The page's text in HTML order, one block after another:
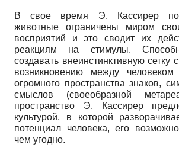
В свое время Э. Кассирер
животные ограничены миром
восприятий и это сводит их
реакциям на стимулы.
создавать внеинстинктивную сетку
возникновению между
огромного пространства знаков,
смыслов (своеобразной
пространство Э. Кассирер
культурой, в которой
потенциал человека, его
чем угодно.